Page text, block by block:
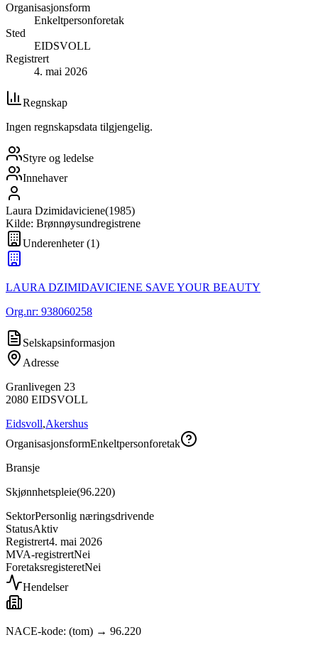
Organisasjonsform
Enkeltpersonforetak
Sted
EIDSVOLL
Registrert
4. mai 2026
Regnskap
Ingen regnskapsdata tilgjengelig.
Styre og ledelse
Innehaver
Laura Dzimidaviciene(1985)
Kilde: Brønnøysundregistrene
Underenheter(1)
LAURA DZIMIDAVICIENE SAVE YOUR BEAUTY
Org.nr: 938060258
Selskapsinformasjon
Adresse
Granlivegen 23
2080 EIDSVOLL
Eidsvoll,Akershus
OrganisasjonsformEnkeltpersonforetak
Bransje
Skjønnhetspleie(96.220)
SektorPersonlig næringsdrivende
StatusAktiv
Registrert4. mai 2026
MVA-registrertNei
ForetaksregisteretNei
Hendelser
NACE-kode: (tom) → 96.220